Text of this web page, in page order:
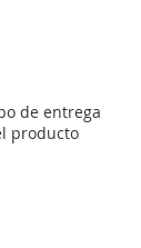
de entrega
producto